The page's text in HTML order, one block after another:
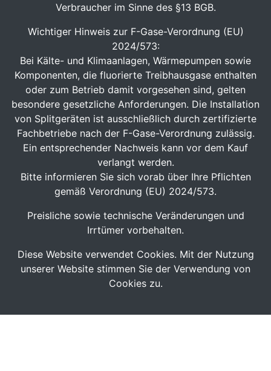
Verbraucher im Sinne des §13 BGB.
Wichtiger Hinweis zur F-Gase-Verordnung (EU)
2024/573:
Bei Kälte- und Klimaanlagen, Wärmepumpen sowie
Komponenten, die fluorierte Treibhausgase enthalten
oder zum Betrieb damit vorgesehen sind, gelten
besondere gesetzliche Anforderungen. Die Installation
von Splitgeräten ist ausschließlich durch zertifizierte
Fachbetriebe nach der F-Gase-Verordnung zulässig.
Ein entsprechender Nachweis kann vor dem Kauf
verlangt werden.
Bitte informieren Sie sich vorab über Ihre Pflichten
gemäß Verordnung (EU) 2024/573.
Preisliche sowie technische Veränderungen und
Irrtümer vorbehalten.
Diese Website verwendet Cookies. Mit der Nutzung
unserer Website stimmen Sie der Verwendung von
Cookies zu.